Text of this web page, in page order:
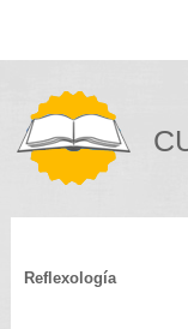
Reflexología